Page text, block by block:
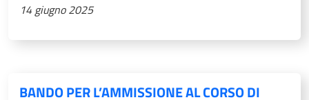
14 giugno 2025
BANDO PER L’AMMISSIONE AL CORSO DI